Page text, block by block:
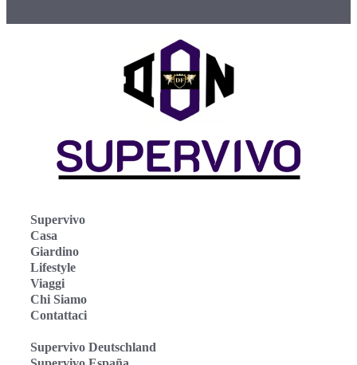
Supervivo
Casa
Giardino
Lifestyle
Viaggi
Chi Siamo
Contattaci
Supervivo Deutschland